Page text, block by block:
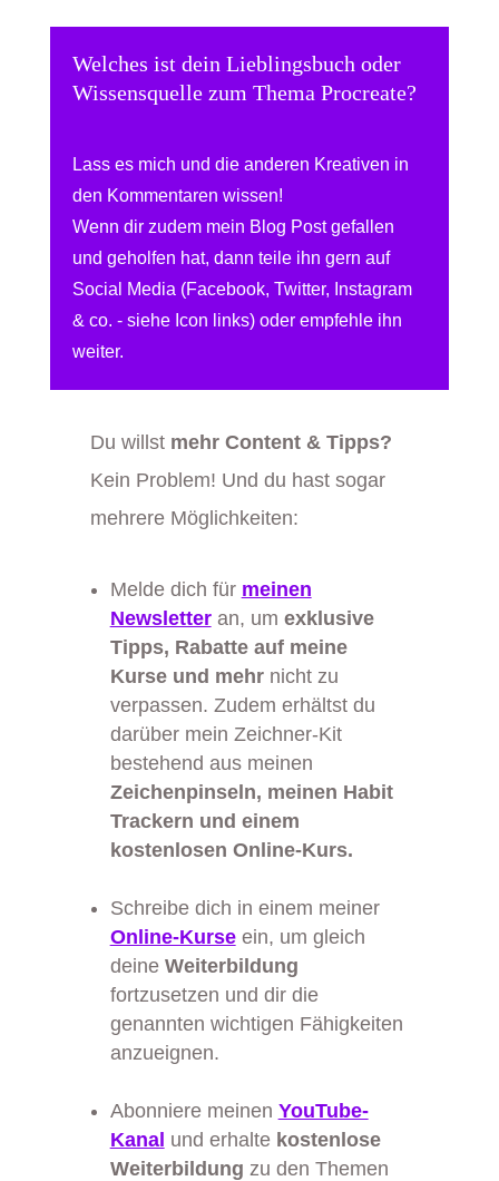
Welches ist dein Lieblingsbuch oder
Wissensquelle zum Thema Procreate?
Lass es mich und die anderen Kreativen in
den Kommentaren wissen!
Wenn dir zudem mein Blog Post gefallen
und geholfen hat, dann teile ihn gern auf
Social Media (Facebook, Twitter, Instagram
& co. - siehe Icon links) oder empfehle ihn
weiter.
Du willst mehr Content & Tipps?
Kein Problem! Und du hast sogar
mehrere Möglichkeiten:
Melde dich für meinen
Newsletteran, um exklusive
Tipps, Rabatte auf meine
Kurse und mehrnicht zu
verpassen. Zudem erhältst du
darüber mein Zeichner-Kit
bestehend aus meinen
Zeichenpinseln, meinen Habit
Trackern und einem
kostenlosen Online-Kurs.
Schreibe dich in einem meiner
Online-Kurseein, um gleich
deine Weiterbildung
fortzusetzen und dir die
genannten wichtigen Fähigkeiten
anzueignen.
Abonniere meinen YouTube-
Kanal und erhalte kostenlose
Weiterbildung zu den Themen